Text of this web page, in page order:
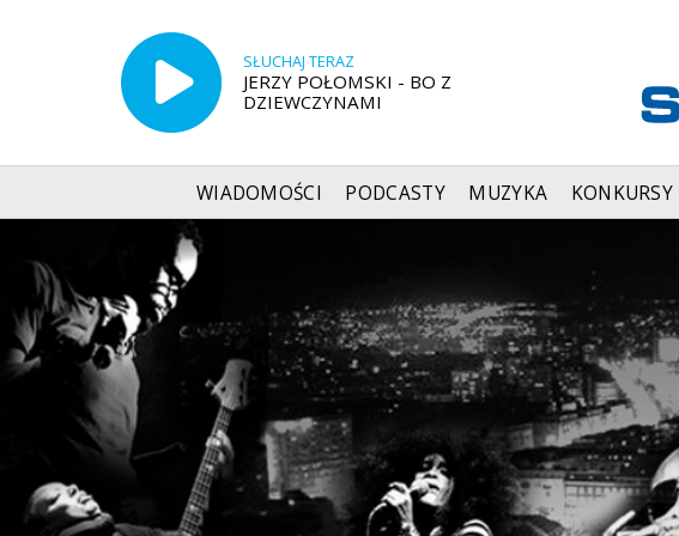
SŁUCHAJ TERAZ
JERZY POŁOMSKI - BO Z
DZIEWCZYNAMI
WIADOMOŚCI PODCASTY MUZYKA KONKURSY